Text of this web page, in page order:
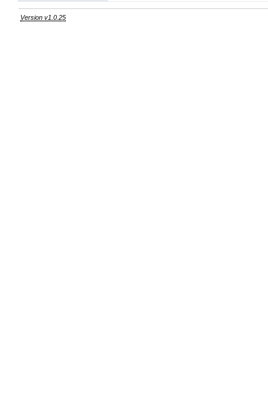
Version v1.0.25